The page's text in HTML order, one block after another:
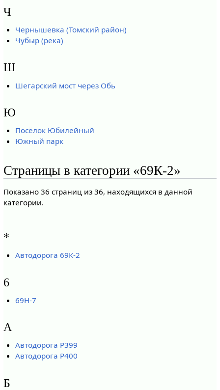
Ч
Чернышевка (Томский район)
Чубыр (река)
Ш
Шегарский мост через Обь
Ю
Посёлок Юбилейный
Южный парк
Страницы в категории «69К-2»
Показано 36 страниц из 36, находящихся в данной
категории.
*
Автодорога 69К-2
6
69Н-7
А
Автодорога Р399
Автодорога Р400
Б